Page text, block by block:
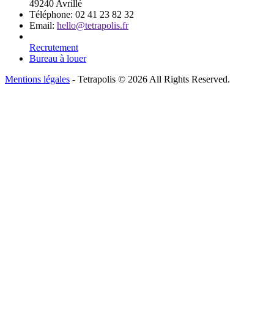
49240 Avrillé
Téléphone: 02 41 23 82 32
Email: hello@tetrapolis.fr
Recrutement
Bureau à louer
Mentions légales - Tetrapolis © 2026 All Rights Reserved.